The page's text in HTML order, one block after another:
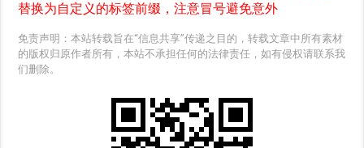
替换为自定义的标签前缀，注意冒号避免意外
免责声明：本站转载旨在“信息共享”传递之目的，转载文章中所有素材
的版权归原作者所有，本站不承担任何的法律责任，如有侵权请联系我
们删除。